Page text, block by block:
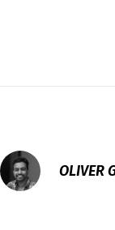
OLIVER